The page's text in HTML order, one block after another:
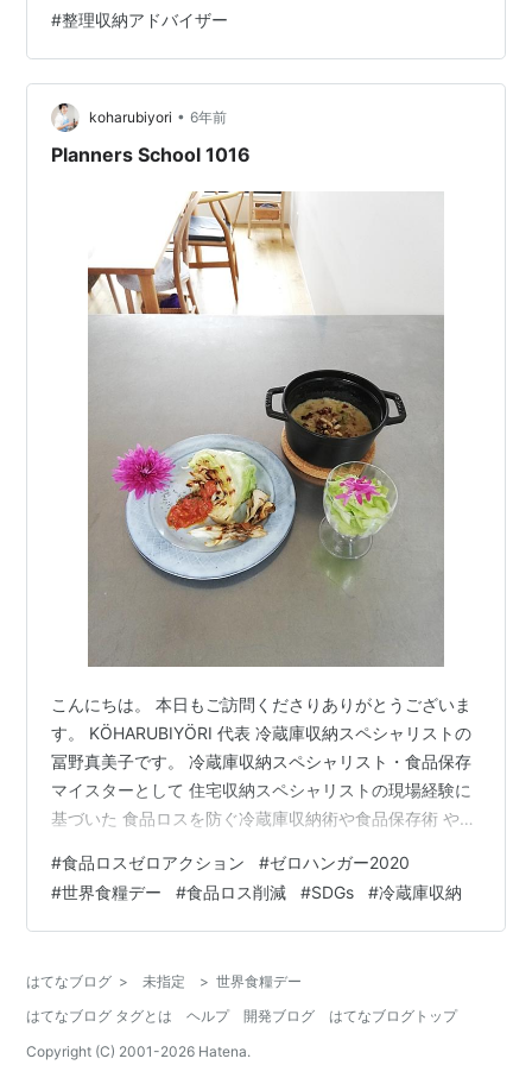
ャンペ…
#整理収納アドバイザー
koharubiyori • 6年前
Planners School 1016
こんにちは。 本日もご訪問くださりありがとうございま
す。 KÖHARUBIYÖRI 代表 冷蔵庫収納スペシャリストの
冨野真美子です。 冷蔵庫収納スペシャリスト・食品保存
マイスターとして 住宅収納スペシャリストの現場経験に
基づいた 食品ロスを防ぐ冷蔵庫収納術や食品保存術 や
の総合的な整理収納サポート・コンサルティングも行っ
ております。 お気軽にお問い合わせください。 マイホー
ムブログも始めました！ 「整理収納アドバイザーが建て
ただけると嬉しいです♩ Blog ⭐︎ note.…
#食品ロスゼロアクション #ゼロハンガー2020
#世界食糧デー #食品ロス削減 #SDGs #冷蔵庫収納
はてなブログ > 未指定 > 世界食糧デー
はてなブログ タグとは
ヘルプ 開発ブログ
はてなブログトップ
Copyright (C) 2001-2026 Hatena.